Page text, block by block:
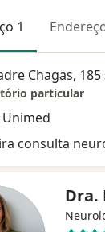
1
particular
consulta
Dra.